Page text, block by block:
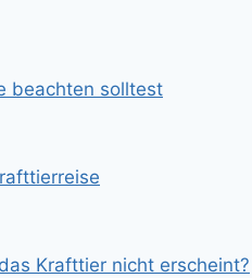
beachten solltest
Krafttier nicht erscheint?